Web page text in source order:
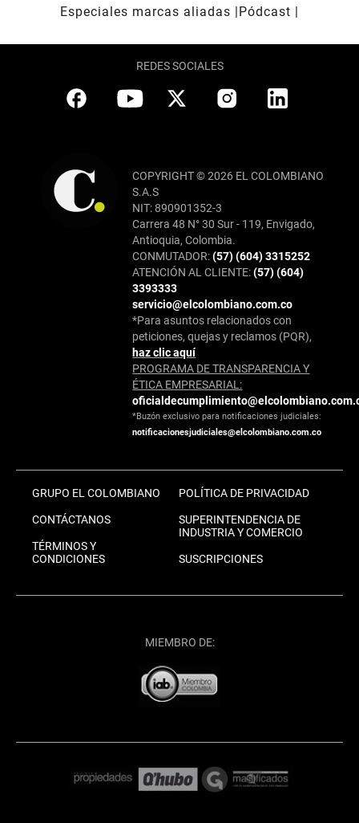
Especiales marcas aliadas
Pódcast
REDES SOCIALES
COPYRIGHT © 2026 EL COLOMBIANO
S.A.S
NIT: 890901352-3
Carrera 48 N° 30 Sur - 119, Envigado,
Antioquia, Colombia.
CONMUTADOR:(57) (604) 3315252
ATENCIÓN AL CLIENTE:(57) (604)
3393333
servicio@elcolombiano.com.co
*Para asuntos relacionados con
peticiones, quejas y reclamos (PQR),
haz clic aquí
PROGRAMA DE TRANSPARENCIA Y
ÉTICA EMPRESARIAL:
*Buzón exclusivo para notificaciones judiciales:
notificacionesjudiciales@elcolombiano.com.co
GRUPO EL COLOMBIANO
CONTÁCTANOS
TÉRMINOS Y
CONDICIONES
POLÍTICA DE PRIVACIDAD
SUPERINTENDENCIA DE
INDUSTRIA Y COMERCIO
SUSCRIPCIONES
MIEMBRO DE: